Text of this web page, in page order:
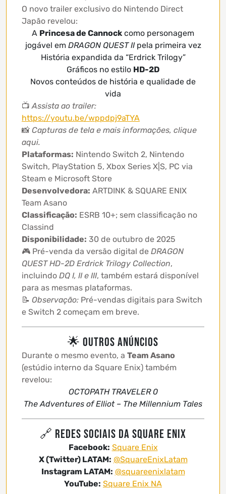
O novo trailer exclusivo do Nintendo Direct
Japão revelou:
A Princesa de Cannock como personagem
jogável em DRAGON QUEST IIpela primeira vez
História expandida da “Erdrick Trilogy”
Gráficos no estilo HD-2D
Novos conteúdos de história e qualidade de
vida
📺Assista ao trailer:
https://youtu.be/wppdpj9aTYA
📸 Capturas de tela e mais informações, clique
aqui.
Plataformas: Nintendo Switch 2, Nintendo
Switch, PlayStation 5, Xbox Series X|S, PC via
Steam e Microsoft Store
Desenvolvedora: ARTDINK & SQUARE ENIX
Team Asano
Classificação: ESRB 10+; sem classificação no
Classind
Disponibilidade: 30 de outubro de 2025
🎮 Pré-venda da versão digital de DRAGON
QUEST HD-2D Erdrick Trilogy Collection,
incluindo DQ I, II e III, também estará disponível
para as mesmas plataformas.
📝 Observação: Pré-vendas digitais para Switch
e Switch 2 começam em breve.
🌟 Outros Anúncios
Durante o mesmo evento, a Team Asano
(estúdio interno da Square Enix) também
revelou:
OCTOPATH TRAVELER 0
The Adventures of Elliot – The Millennium Tales
🔗 Redes sociais da Square Enix
Facebook: Square Enix
X (Twitter) LATAM: @SquareEnixLatam
Instagram LATAM: @squareenixlatam
YouTube: Square Enix NA